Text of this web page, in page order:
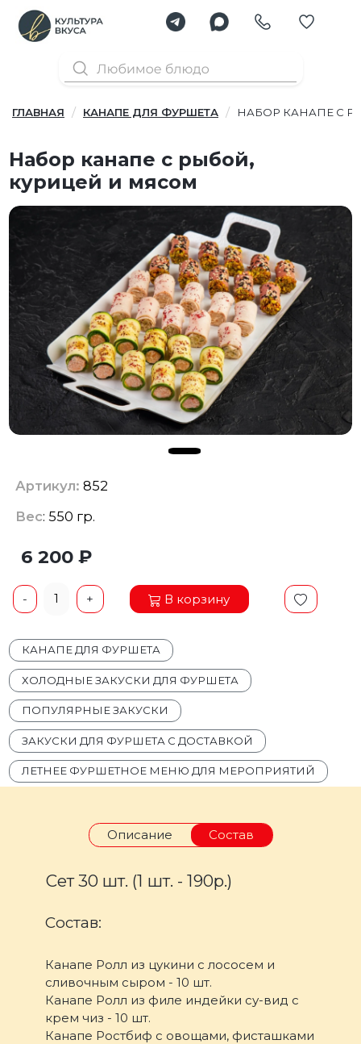
ГЛАВНАЯ КАНАПЕ ДЛЯ ФУРШЕТА НАБОР КАНАПЕ С
Набор канапе с рыбой,
курицей и мясом
Артикул: 852
Вес: 550 гр.
6 200 ₽
- 1 + В корзину
КАНАПЕ ДЛЯ ФУРШЕТА
ХОЛОДНЫЕ ЗАКУСКИ ДЛЯ ФУРШЕТА
ПОПУЛЯРНЫЕ ЗАКУСКИ
ЗАКУСКИ ДЛЯ ФУРШЕТА С ДОСТАВКОЙ
ЛЕТНЕЕ ФУРШЕТНОЕ МЕНЮ ДЛЯ МЕРОПРИЯТИЙ
Описание Состав
Сет 30 шт. (1 шт. - 190р.)
Состав:
Канапе Ролл из цукини с лососем и
сливочным сыром - 10 шт.
Канапе Ролл из филе индейки су-вид с
крем чиз - 10 шт.
Канапе Ростбиф с овощами, фисташками